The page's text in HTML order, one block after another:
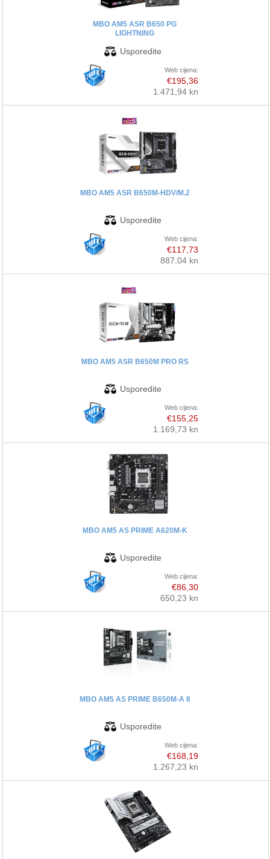
MBO AM5 ASR B650 PG
LIGHTNING
Web cijena:
€195,36
1.471,94 kn
MBO AM5 ASR B650M-HDV/M.2
Web cijena:
€117,73
887,04 kn
MBO AM5 ASR B650M PRO RS
Web cijena:
€155,25
1.169,73 kn
MBO AM5 AS PRIME A620M-K
Web cijena:
€86,30
650,23 kn
MBO AM5 AS PRIME B650M-A II
Web cijena:
€168,19
1.267,23 kn